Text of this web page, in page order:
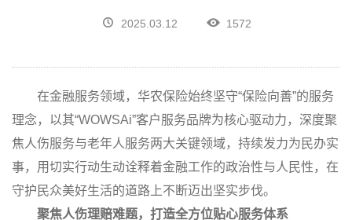
2025.03.12 1572
在金融服务领域，华农保险始终坚守“保险向善”的服务
理念，以其“WOWSAi”客户服务品牌为核心驱动力，深度聚
焦人伤服务与老年人服务两大关键领域，持续发力为民办实
事，用切实行动生动诠释着金融工作的政治性与人民性，在
守护民众美好生活的道路上不断迈出坚实步伐。
聚焦人伤理赔难题，打造全方位贴心服务体系